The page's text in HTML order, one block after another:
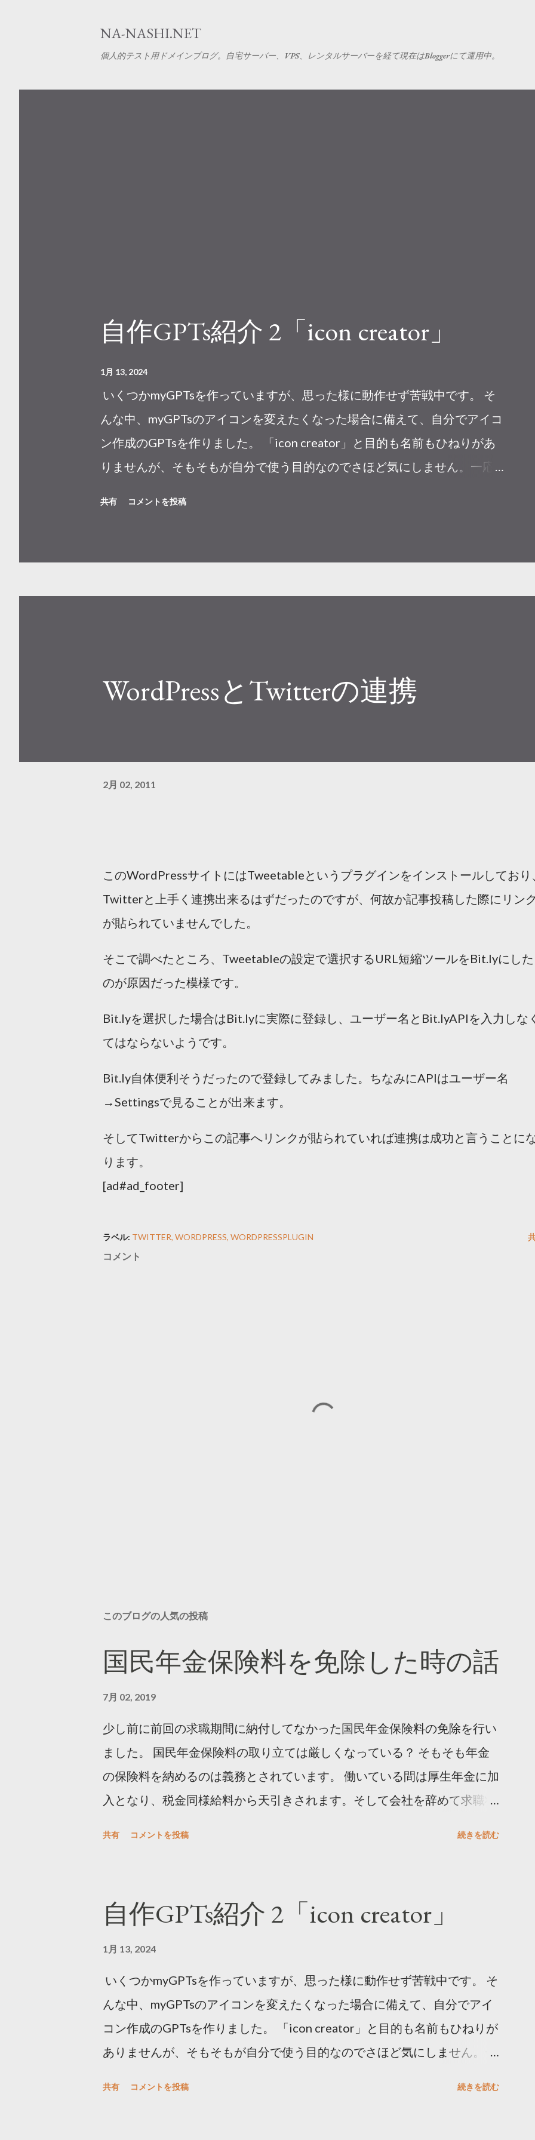
NA-NASHI.NET
個人的テスト用ドメインブログ。自宅サーバー、VPS、レンタルサーバーを経て現在はBloggerにて運用中。
自作GPTs紹介 2「icon creator」
1月 13, 2024
いくつかmyGPTsを作っていますが、思った様に動作せず苦戦中です。 そ
んな中、myGPTsのアイコンを変えたくなった場合に備えて、自分でアイコ
ン作成のGPTsを作りました。 「icon creator」と目的も名前もひねりがあ
りませんが、そもそもが自分で使う目的なのでさほど気にしません。一応
すかね。 下記はicon creatorのリンクですが、chatGPT有料版ユーザーのみ
共有 コメントを投稿
WordPressとTwitterの連携
2月 02, 2011
このWordPressサイトにはTweetableというプラグインをインストールしており
Twitterと上手く連携出来るはずだったのですが、何故か記事投稿した際にリン
が貼られていませんでした。
そこで調べたところ、Tweetableの設定で選択するURL短縮ツールをBit.lyにした
のが原因だった模様です。
Bit.lyを選択した場合はBit.lyに実際に登録し、ユーザー名とBit.lyAPIを入力しな
てはならないようです。
Bit.ly自体便利そうだったので登録してみました。ちなみにAPIはユーザー名
→Settingsで見ることが出来ます。
そしてTwitterからこの記事へリンクが貼られていれば連携は成功と言うことに
ります。
[ad#ad_footer]
ラベル: TWITTER WORDPRESS WORDPRESSPLUGIN
コメント
このブログの人気の投稿
国民年金保険料を免除した時の話
7月 02, 2019
少し前に前回の求職期間に納付してなかった国民年金保険料の免除を行い
ました。 国民年金保険料の取り立ては厳しくなっている？ そもそも年金
の保険料を納めるのは義務とされています。 働いている間は厚生年金に加
入となり、税金同様給料から天引きされます。そして会社を辞めて求職状
（どうせ年金貰えないんでしょ？）」と言う方も結構いると思われます。
確かに以前は納付書や督促状を放置してもそれほど問題になりませんでし
力を入れ出した為で、その影響によって差押件数も増えている模様です。
参考として昨年の記事を貼っておきます。 国民年金の納付率６６・３％
６年連続上昇 雇用改善、徴収強化で （産経新聞） もっとも免除の件数
も増えているようなので、今まで放置していたような人々に納付か免除申
請を迫る形となっています。 差押予告 そして今の会社に入って少し経っ
共有 コメントを投稿 続きを読む
自作GPTs紹介 2「icon creator」
1月 13, 2024
いくつかmyGPTsを作っていますが、思った様に動作せず苦戦中です。 そ
んな中、myGPTsのアイコンを変えたくなった場合に備えて、自分でアイ
コン作成のGPTsを作りました。 「icon creator」と目的も名前もひねりが
ありませんが、そもそもが自分で使う目的なのでさほど気にしません。一
共有 コメントを投稿 続きを読む